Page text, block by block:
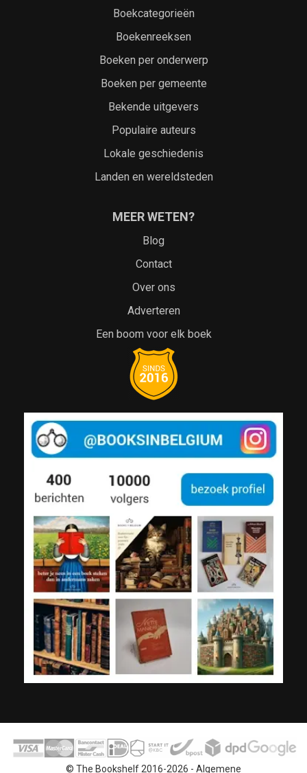
Boekcategorieën
Boekenreeksen
Boeken per onderwerp
Boeken per gemeente
Bekende uitgevers
Populaire auteurs
Lokale geschiedenis
Landen en wereldsteden
MEER WETEN?
Blog
Contact
Over ons
Adverteren
Een boom voor elk boek
© The Bookshelf 2016-2026 - Algemene